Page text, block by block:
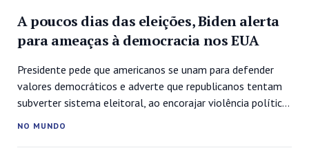
A poucos dias das eleições, Biden alerta
para ameaças à democracia nos EUA
Presidente pede que americanos se unam para defender
valores democráticos e adverte que republicanos tentam
subverter sistema eleitoral, ao encorajar violência política
futuro da democracia estará em jogo nas eleições
NO MUNDO